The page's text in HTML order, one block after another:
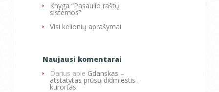
Knyga “Pasaulio raštų
sistemos”
Visi kelionių aprašymai
Naujausi komentarai
Darius apie Gdanskas –
atstatytas prūsų didmiestis-
kurortas